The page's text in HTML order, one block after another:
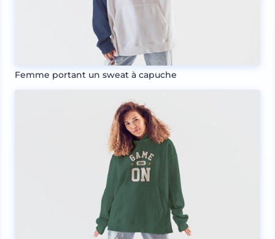
Femme portant un sweat à capuche